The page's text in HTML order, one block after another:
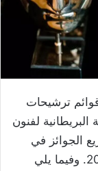
ترشيحات
البريطانية لفنون
الجوائز في
نسخته الـ 73، الذي يقام يوم 2 فبراير 2020. وفيما يلي